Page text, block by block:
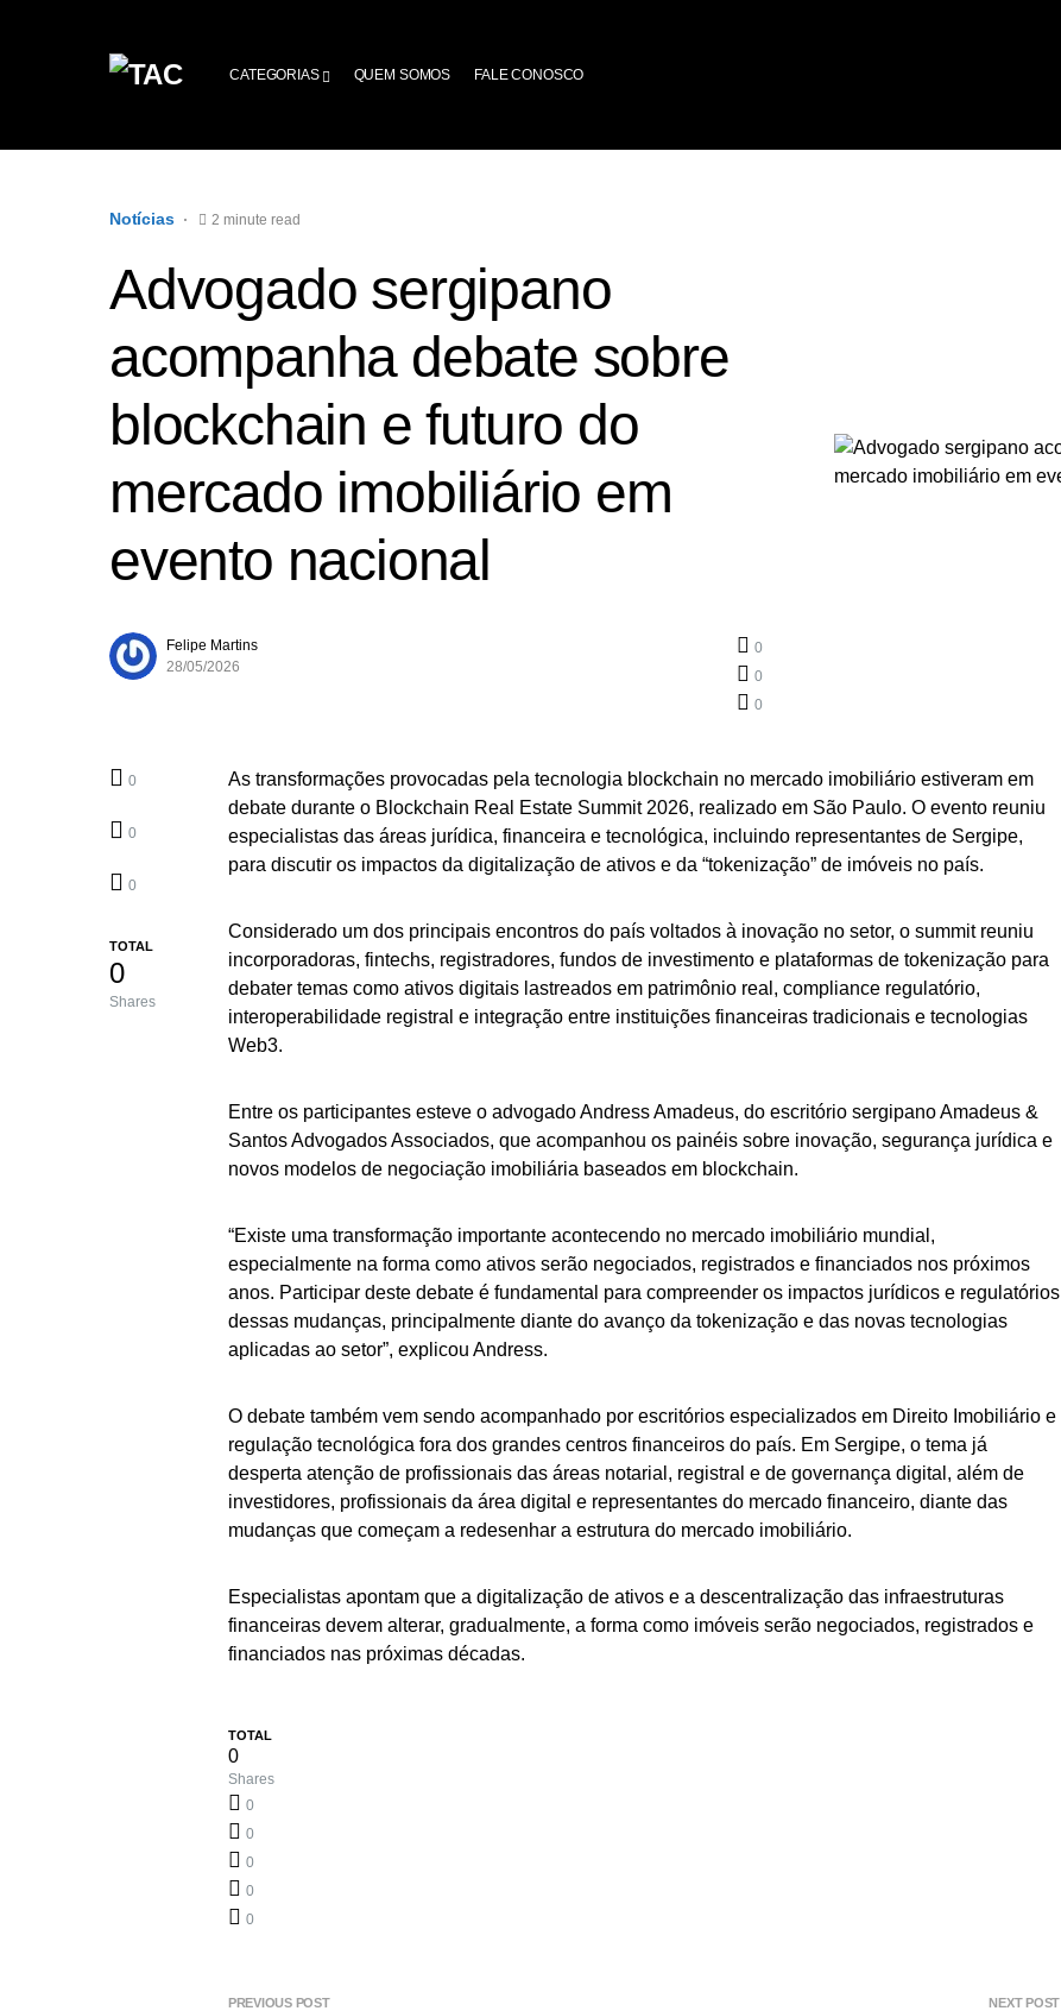
CATEGORIAS QUEM SOMOS FALE CONOSCO
Notícias 2 minute read
Advogado sergipano
acompanha debate sobre
blockchain e futuro do
mercado imobiliário em
evento nacional
Felipe Martins
28/05/2026
0
0
0
TOTAL
0
Shares
0
0
0
As transformações provocadas pela tecnologia blockchain no mercado imobiliário estiveram em
debate durante o Blockchain Real Estate Summit 2026, realizado em São Paulo. O evento reuniu
especialistas das áreas jurídica, financeira e tecnológica, incluindo representantes de Sergipe,
para discutir os impactos da digitalização de ativos e da “tokenização” de imóveis no país.
Considerado um dos principais encontros do país voltados à inovação no setor, o summit reuniu
incorporadoras, fintechs, registradores, fundos de investimento e plataformas de tokenização para
debater temas como ativos digitais lastreados em patrimônio real, compliance regulatório,
interoperabilidade registral e integração entre instituições financeiras tradicionais e tecnologias
Web3.
Entre os participantes esteve o advogado Andress Amadeus, do escritório sergipano Amadeus &
Santos Advogados Associados, que acompanhou os painéis sobre inovação, segurança jurídica e
novos modelos de negociação imobiliária baseados em blockchain.
“Existe uma transformação importante acontecendo no mercado imobiliário mundial,
especialmente na forma como ativos serão negociados, registrados e financiados nos próximos
anos. Participar deste debate é fundamental para compreender os impactos jurídicos e regulatórios
dessas mudanças, principalmente diante do avanço da tokenização e das novas tecnologias
aplicadas ao setor”, explicou Andress.
O debate também vem sendo acompanhado por escritórios especializados em Direito Imobiliário e
regulação tecnológica fora dos grandes centros financeiros do país. Em Sergipe, o tema já
desperta atenção de profissionais das áreas notarial, registral e de governança digital, além de
investidores, profissionais da área digital e representantes do mercado financeiro, diante das
mudanças que começam a redesenhar a estrutura do mercado imobiliário.
Especialistas apontam que a digitalização de ativos e a descentralização das infraestruturas
financeiras devem alterar, gradualmente, a forma como imóveis serão negociados, registrados e
financiados nas próximas décadas.
TOTAL
0
Shares
0
0
0
0
0
PREVIOUS POST NEXT POST